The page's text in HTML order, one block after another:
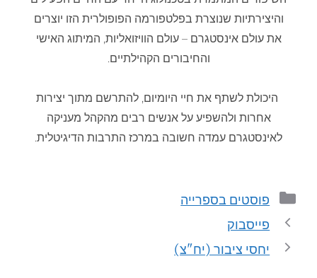
והיצירתיות שנוצרת בפלטפורמה הפופולרית הזו יוצרים
את עולם אינסטגרם – עולם הוויזואליות, המיתוג האישי
והחיבורים הקהילתיים.
היכולת לשתף את חיי היומיום, להתרשם מתוך יצירות
אחרות ולהשפיע על אנשים רבים מהקהל מעניקה
לאינסטגרם עמדה חשובה במרכז התרבות הדיגיטלית.
פוסטים בספרייה
פייסבוק
יחסי ציבור (יח"צ)